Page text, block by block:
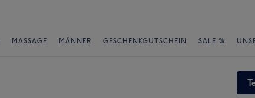
MASSAGE MÄNNER GESCHENKGUTSCHEIN SALE %